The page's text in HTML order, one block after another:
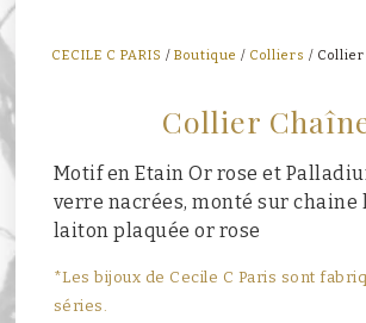
CECILE C PARIS /Boutique / Colliers / Collier
Collier
Motif en Etain Or rose et
verre nacrées, monté sur chaine
laiton plaquée or rose
*Les bijoux de Cecile C Paris sont
séries.